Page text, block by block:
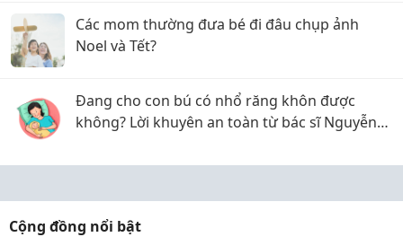
Các mom thường đưa bé đi đâu chụp ảnh
Noel và Tết?
Đang cho con bú có nhổ răng khôn được
không? Lời khuyên an toàn từ bác sĩ Nguyễn
Cộng đồng nổi bật